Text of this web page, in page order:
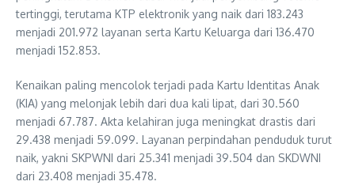
tertinggi, terutama KTP elektronik yang naik dari 183.243
menjadi 201.972 layanan serta Kartu Keluarga dari 136.470
menjadi 152.853.
Kenaikan paling mencolok terjadi pada Kartu Identitas Anak
(KIA) yang melonjak lebih dari dua kali lipat, dari 30.560
menjadi 67.787. Akta kelahiran juga meningkat drastis dari
29.438 menjadi 59.099. Layanan perpindahan penduduk turut
naik, yakni SKPWNI dari 25.341 menjadi 39.504 dan SKDWNI
dari 23.408 menjadi 35.478.